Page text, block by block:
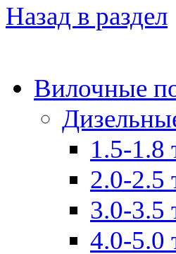
Назад в раздел
Вилочные
1.5-1.8
2.0-2.5
3.0-3.5
4.0-5.0